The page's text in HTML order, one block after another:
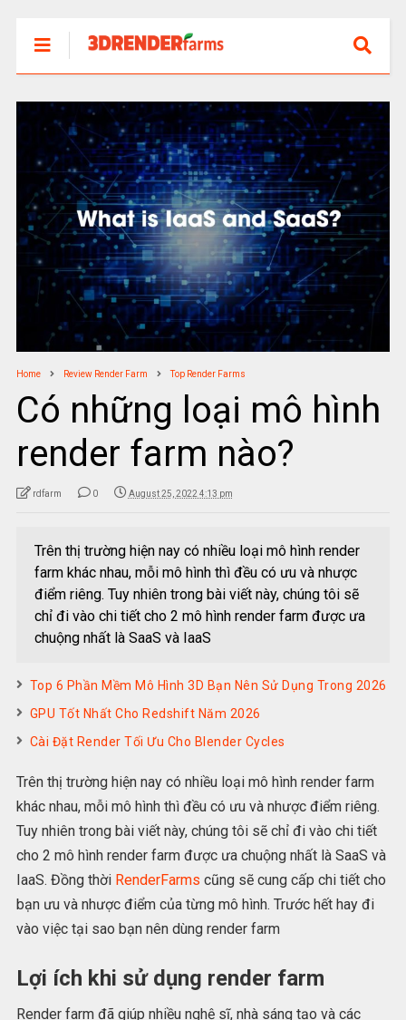
Home Review Render Farm Top Render Farms
Có những loại mô hình
render farm nào?
rdfarm 0 August 25, 2022 4:13 pm
Trên thị trường hiện nay có nhiều loại mô hình render
farm khác nhau, mỗi mô hình thì đều có ưu và nhược
điểm riêng. Tuy nhiên trong bài viết này, chúng tôi sẽ
chỉ đi vào chi tiết cho 2 mô hình render farm được ưa
chuộng nhất là SaaS và IaaS
Top 6 Phần Mềm Mô Hình 3D Bạn Nên Sử Dụng Trong 2026
GPU Tốt Nhất Cho Redshift Năm 2026
Cài Đặt Render Tối Ưu Cho Blender Cycles
Trên thị trường hiện nay có nhiều loại mô hình render farm
khác nhau, mỗi mô hình thì đều có ưu và nhược điểm riêng.
Tuy nhiên trong bài viết này, chúng tôi sẽ chỉ đi vào chi tiết
cho 2 mô hình render farm được ưa chuộng nhất là SaaS và
IaaS. Đồng thời RenderFarms cũng sẽ cung cấp chi tiết cho
bạn ưu và nhược điểm của từng mô hình. Trước hết hay đi
vào việc tại sao bạn nên dùng render farm
Lợi ích khi sử dụng render farm
Render farm đã giúp nhiều nghệ sĩ, nhà sáng tạo và các